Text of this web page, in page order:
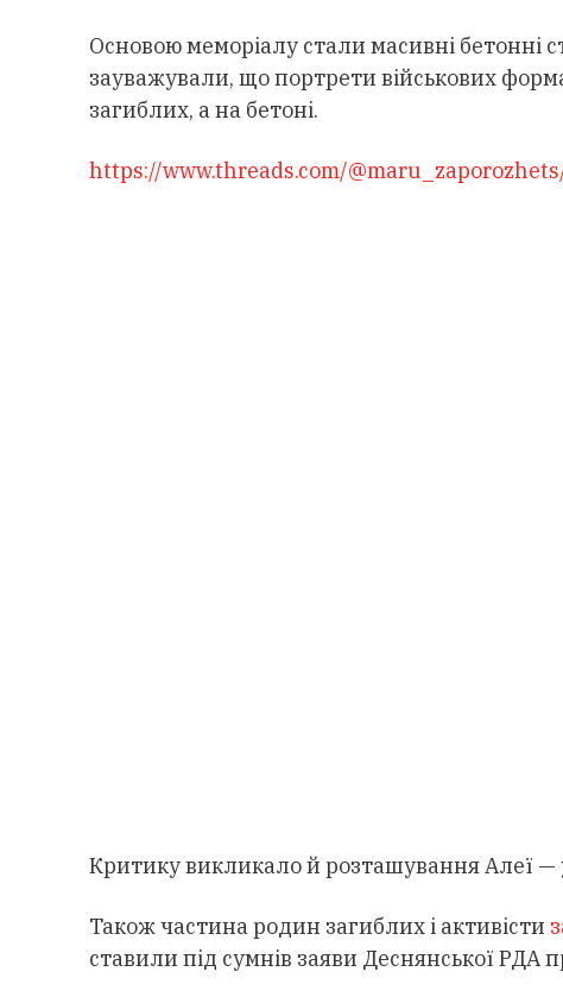
Основою меморіалу стали масивні бетонні
зауважували, що портрети військових
загиблих, а на бетоні.
https://www.threads.com/
Критику викликало й розташування Алеї —
Також частина родин загиблих і активісти
ставили під сумнів заяви Деснянської РДА